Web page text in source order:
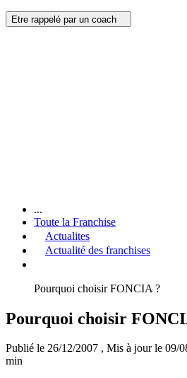
Etre rappelé par un coach
...
Toute la Franchise
Actualites
Actualité des franchises
Pourquoi choisir FONCIA ?
Pourquoi choisir
Publié le 26/12/2007 , Mis à jour le 09/
min